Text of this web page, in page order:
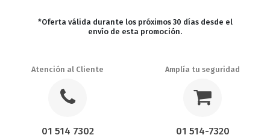
*Oferta válida durante los próximos 30 días desde el
envío de esta promoción.
Atención al Cliente
01 514 7302
Amplía tu seguridad
01 514-7320